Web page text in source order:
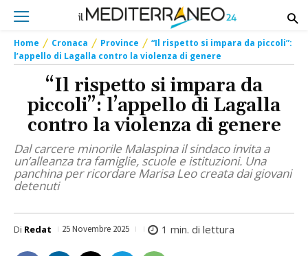
Home Cronaca Province
“Il rispetto si impara da piccoli”:
l’appello di Lagalla contro la violenza di genere
“Il rispetto si impara da
piccoli”: l’appello di Lagalla
contro la violenza di genere
Dal carcere minorile Malaspina il sindaco invita a
un’alleanza tra famiglie, scuole e istituzioni. Una
panchina per ricordare Marisa Leo creata dai giovani
detenuti
Di Redat 25 Novembre 2025 1 min. di lettura